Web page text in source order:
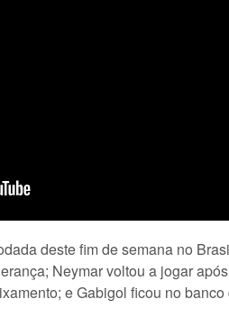
deste fim de semana no
Neymar voltou a jogar
e Gabigol ficou no